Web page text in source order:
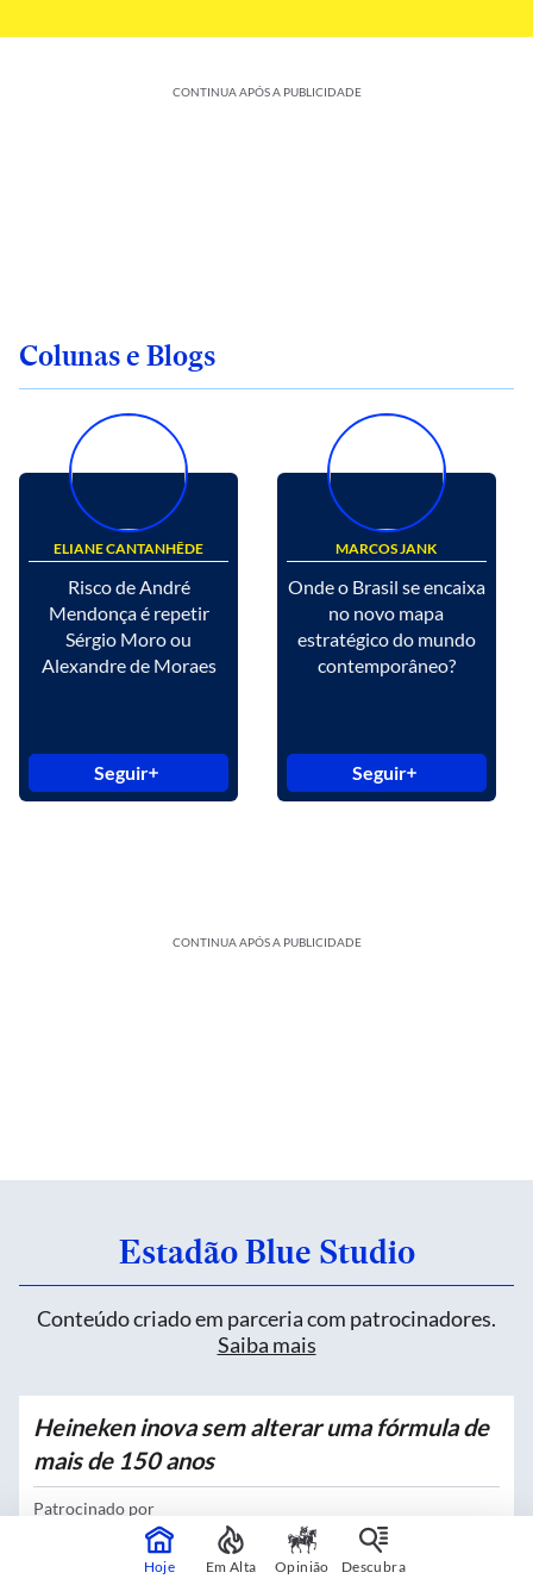
CONTINUA APÓS A PUBLICIDADE
Colunas e Blogs
ELIANE CANTANHÊDE
Risco de André
Mendonça é repetir
Sérgio Moro ou
Alexandre de Moraes
Seguir
MARCOS JANK
Onde o Brasil se encaixa
no novo mapa
estratégico do mundo
contemporâneo?
Seguir
CONTINUA APÓS A PUBLICIDADE
Estadão Blue Studio
Conteúdo criado em parceria com patrocinadores.
Saiba mais
Heineken inova sem alterar uma fórmula de
mais de 150 anos
Patrocinado por
Hoje Em Alta Opinião Descubra